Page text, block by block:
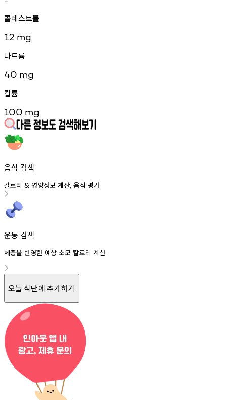
콜레스트롤
12 mg
나트륨
40 mg
칼륨
100 mg
음식 검색
칼로리 & 영양정보 계산, 음식 평가
운동 검색
체중을 반영한 예상 소모 칼로리 계산
오늘 식단에 추가하기